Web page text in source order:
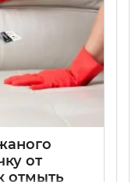
от
отмыть